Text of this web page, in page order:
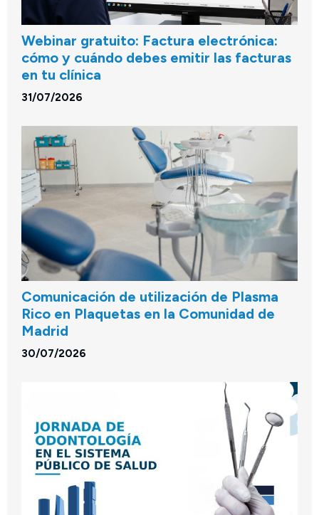
Webinar gratuito: Factura electrónica:
cómo y cuándo debes emitir las facturas
en tu clínica
31/07/2026
Comunicación de utilización de Plasma
Rico en Plaquetas en la Comunidad de
Madrid
30/07/2026